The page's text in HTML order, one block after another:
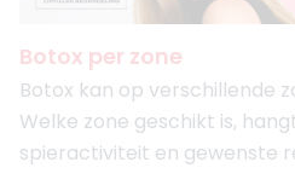
Botox per zone
Botox kan op verschillende
Welke zone geschikt is,
spieractiviteit en gewenste